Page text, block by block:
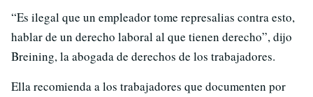
“Es ilegal que un empleador tome represalias contra esto,
hablar de un derecho laboral al que tienen derecho”, dijo
Breining, la abogada de derechos de los trabajadores.
Ella recomienda a los trabajadores que documenten por